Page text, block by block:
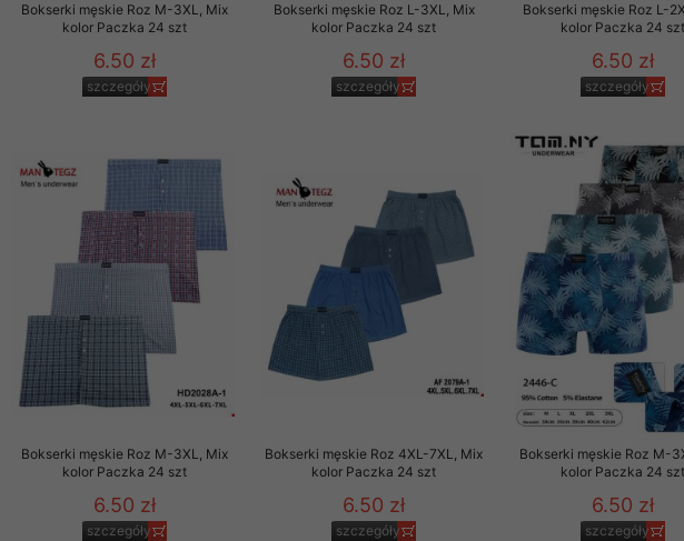
Bokserki męskie Roz M-3XL, Mix
kolor Paczka 24 szt
6.50 zł
szczegóły
Bokserki męskie Roz L-3XL, Mix
kolor Paczka 24 szt
6.50 zł
szczegóły
Bokserki męskie Roz L-
kolor Paczka 24
6.50 zł
szczegóły
Bokserki męskie Roz M-3XL, Mix
kolor Paczka 24 szt
6.50 zł
szczegóły
Bokserki męskie Roz 4XL-7XL, Mix
kolor Paczka 24 szt
6.50 zł
szczegóły
Bokserki męskie Roz M-
kolor Paczka 24
6.50 zł
szczegóły